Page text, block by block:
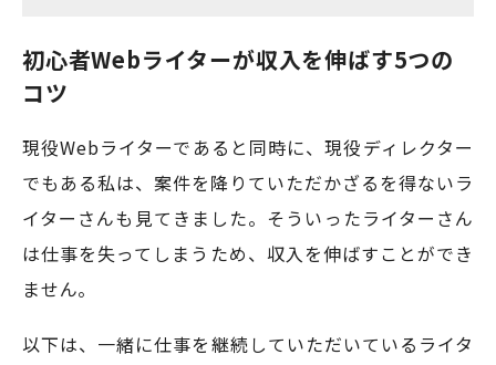
初心者Webライターが収入を伸ばす5つの
コツ
現役Webライターであると同時に、現役ディレクター
でもある私は、案件を降りていただかざるを得ないラ
イターさんも見てきました。そういったライターさん
は仕事を失ってしまうため、収入を伸ばすことができ
ません。
以下は、一緒に仕事を継続していただいているライタ